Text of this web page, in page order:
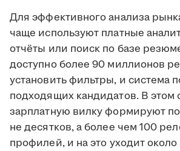
Для эффективного анализа
чаще используют платные
отчёты или поиск по базе
доступно более 90 миллионов
установить фильтры, и система
подходящих кандидатов. В этом
зарплатную вилку формируют
не десятков, а более чем 100
профилей, и на это уходит